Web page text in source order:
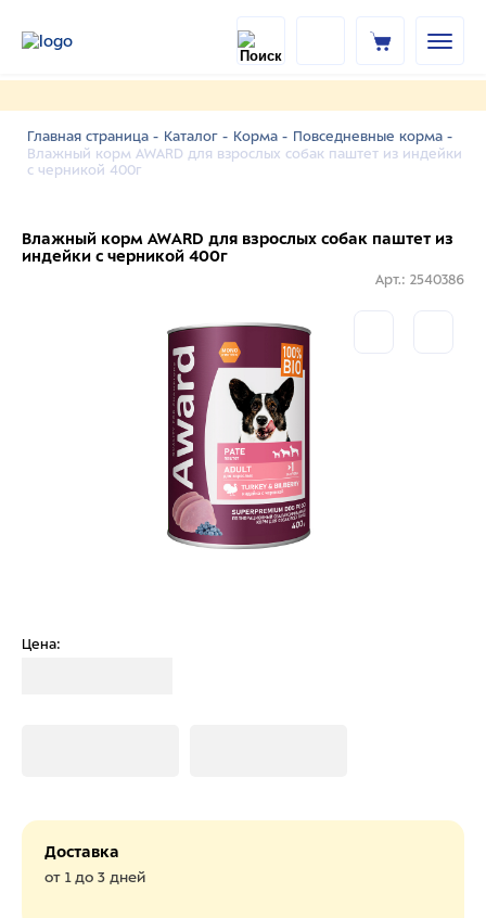
Главная страница - Каталог - Корма - Повседневные корма -
Влажный корм AWARD для взрослых собак паштет из индейки
с черникой 400г
Влажный корм AWARD для взрослых собак паштет из
индейки с черникой 400г
Арт.: 2540386
Цена:
Доставка
от 1 до 3 дней